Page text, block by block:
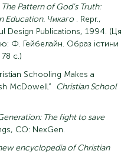
The Pattern of God's Truth:
Education. Чикаго . Repr.,
Design Publications, 1994. (Ця
Ф. Гейбелайн. Образ істини
с.)
Schooling Makes a
McDowell.” Christian School
The fight to save
CO: NexGen.
encyclopedia of Christian